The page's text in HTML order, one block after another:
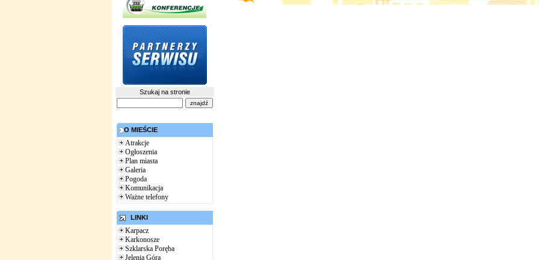
Szukaj na stronie
O MIEŚCIE
Atrakcje
Ogłoszenia
Plan miasta
Galeria
Pogoda
Komunikacja
Ważne telefony
LINKI
Karpacz
Karkonosze
Szklarska Poręba
Jelenia Góra